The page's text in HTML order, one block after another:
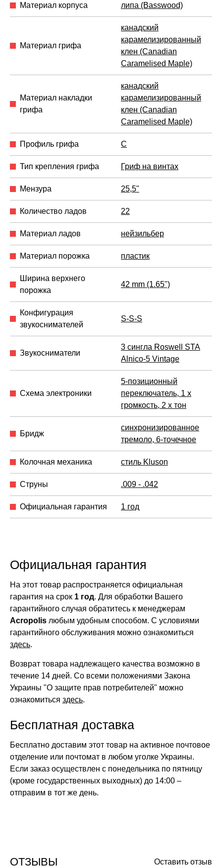
Материал корпуса липа (Basswood)
Материал грифа
канадский
карамелизированный
клен (Canadian
Caramelised Maple)
Материал накладки
грифа
канадский
карамелизированный
клен (Canadian
Caramelised Maple)
Профиль грифа C
Тип крепления грифа Гриф на винтах
Мензура 25,5"
Количество ладов 22
Материал ладов нейзильбер
Материал порожка пластик
Ширина верхнего
порожка
42 mm (1.65")
Конфигурация
звукоснимателей
S-S-S
Звукосниматели
3 сингла Roswell STA
Alnico-5 Vintage
Схема электроники
5-позиционный
переключатель, 1 x
громкость, 2 x тон
Бридж
синхронизированное
тремоло, 6-точечное
Колочная механика стиль Kluson
Струны .009 - .042
Официальная гарантия 1 год
Официальная гарантия
На этот товар распространяется официальная
гарантия на срок 1 год. Для обработки Вашего
гарантийного случая обратитесь к менеджерам
Acropolis любым удобным способом. С условиями
гарантийного обслуживания можно ознакомиться
здесь.
Возврат товара надлежащего качества возможно в
течение 14 дней. Со всеми положениями Закона
Украины "О защите прав потребителей" можно
ознакомиться здесь.
Бесплатная доставка
Бесплатно доставим этот товар на активное почтовое
отделение или почтомат в любом уголке Украины.
Если заказ осуществлен с понедельника по пятницу
(кроме государственных выходных) до 14:00 –
отправим в тот же день.
Оставить отзыв
ОТЗЫВЫ